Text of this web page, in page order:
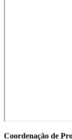
Coordenação de